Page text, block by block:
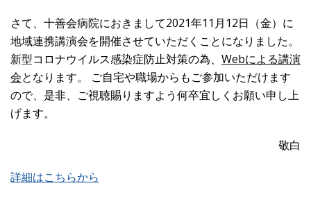
さて、十善会病院におきまして2021年11月12日（金）に
地域連携講演会を開催させていただくことになりました。
新型コロナウイルス感染症防止対策の為、 Webによる講演
会となります。
ご自宅や職場からもご参加いただけます
ので、是非、ご視聴賜りますよう何卒宜しくお願い申し上
げます。
敬白
詳細はこちらから